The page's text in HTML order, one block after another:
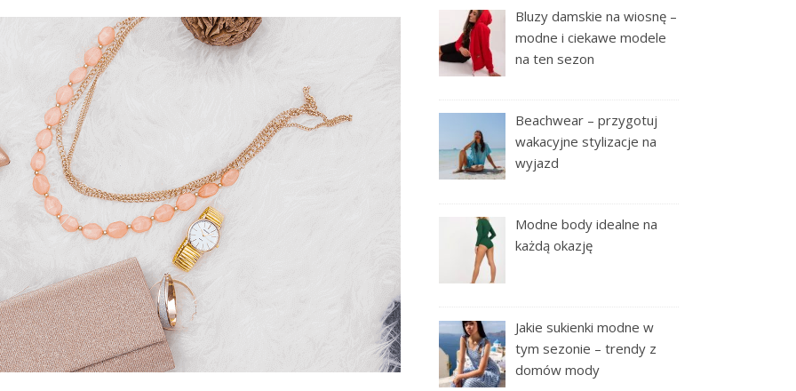
Bluzy damskie na wiosnę –
modne i ciekawe modele
na ten sezon
Beachwear – przygotuj
wakacyjne stylizacje na
wyjazd
Modne body idealne na
każdą okazję
Jakie sukienki modne w
tym sezonie – trendy z
domów mody